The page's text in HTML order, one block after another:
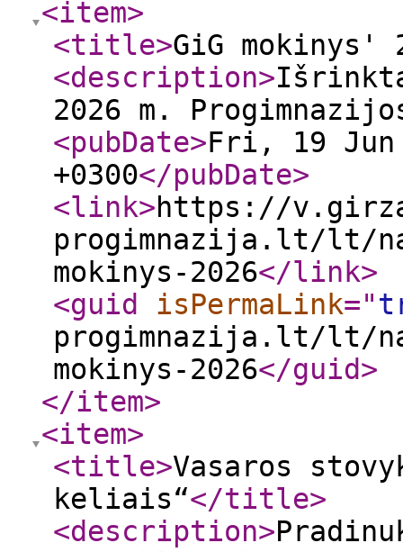
<item>
<title>GiG mokinys'
<description>
2026 m.
<pubDate>Fri, 19 Jun
+0300</pubDate>
<link>https://
progimnazija.lt/lt/
mokinys-2026</link>
<guid
isPermaLink="
progimnazija.lt/lt/
mokinys-2026</guid>
</item>
<item>
<title>Vasaros
keliais“</title>
<description>